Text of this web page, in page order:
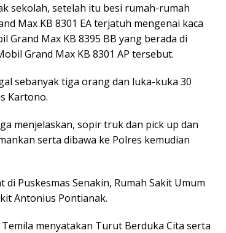
sekolah, setelah itu besi rumah-rumah
Max KB 8301 EA terjatuh mengenai kaca
Grand Max KB 8395 BB yang berada di
Grand Max KB 8301 AP tersebut.
sebanyak tiga orang dan luka-kuka 30
Kartono.
menjelaskan, sopir truk dan pick up dan
serta dibawa ke Polres kemudian
Puskesmas Senakin, Rumah Sakit Umum
Antonius Pontianak.
menyatakan Turut Berduka Cita serta